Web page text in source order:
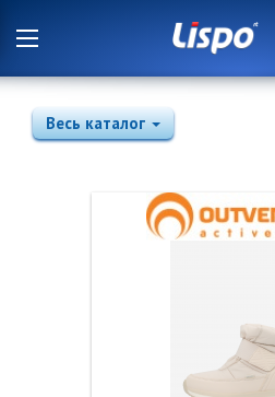
Весь каталог